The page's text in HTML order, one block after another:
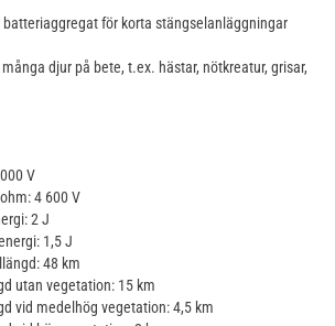
för korta stängselanläggningar
djur på bete, t.ex. hästar, nötkreatur, grisar,
V
4 600 V
2 J
1,5 J
48 km
utan vegetation: 15 km
vid medelhög vegetation: 4,5 km